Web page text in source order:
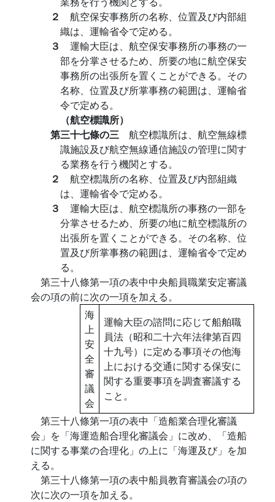
２ 航空保安事務所の名称、位置及び内部組
織は、運輸省令で定める。
３ 運輸大臣は、航空保安事務所の事務の一
部を分掌させるため、所要の地に航空保安
事務所の出張所を置くことができる。その
名称、位置及び所掌事務の範囲は、運輸省
令で定める。
（航空標識所）
第三十七條の三 航空標識所は、航空無線標
識施設及び航空無線通信施設の管理に関す
る業務を行う機関とする。
２ 航空標識所の名称、位置及び内部組織
は、運輸省令で定める。
３ 運輸大臣は、航空標識所の事務の一部を
分掌させるため、所要の地に航空標識所の
出張所を置くことができる。その名称、位
置及び所掌事務の範囲は、運輸省令で定め
る。
第三十八條第一項の表中中央船員職業安定審議
会の項の前に次の一項を加える。
海
上
安
全
審
議
会
運輸大臣の諮問に応じて船舶職
員法（昭和二十六年法律第百四
十九号）に定める事項その他海
上における交通に関する保安に
関する重要事項を調査審議する
こと。
第三十八條第一項の表中「造船業合理化審議
会」を「海運造船合理化審議会」に改め、「造船
に関する事業の合理化」の上に「海運及び」を加
える。
第三十八條第一項の表中船員教育審議会の項の
次に次の一項を加える。